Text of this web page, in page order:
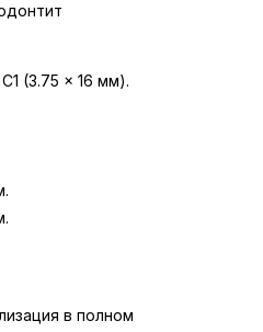
(3.75 × 16 мм).
в полном